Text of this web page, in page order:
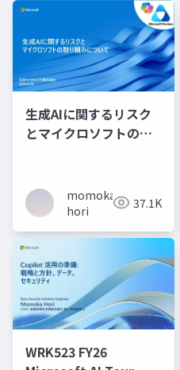
生成AIに関するリスク
とマイクロソフトの取
momoka
hori
37.1K
WRK523 FY26